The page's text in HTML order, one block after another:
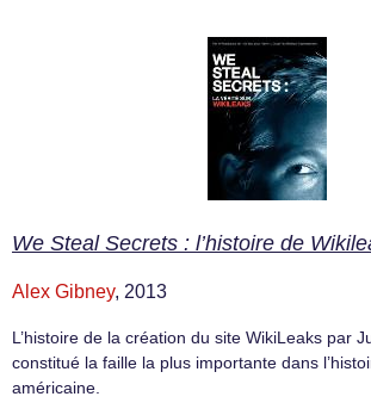
We Steal Secrets : l’histoire de
Alex Gibney, 2013
L’histoire de la création du site WikiLeaks par
constitué la faille la plus importante dans
américaine.